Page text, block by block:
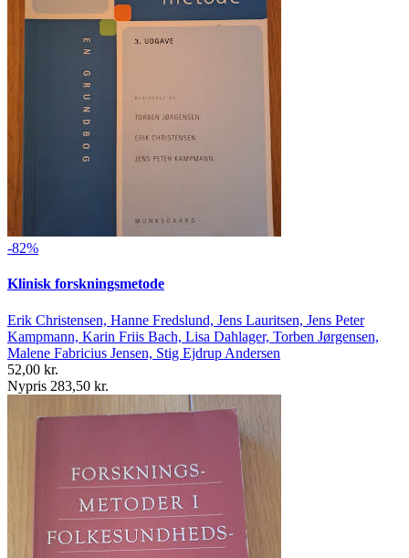
-82%
Klinisk forskningsmetode
Erik Christensen, Hanne Fredslund, Jens Lauritsen, Jens Peter
Kampmann, Karin Friis Bach, Lisa Dahlager, Torben Jørgensen,
Malene Fabricius Jensen, Stig Ejdrup Andersen
52,00 kr.
Nypris 283,50 kr.